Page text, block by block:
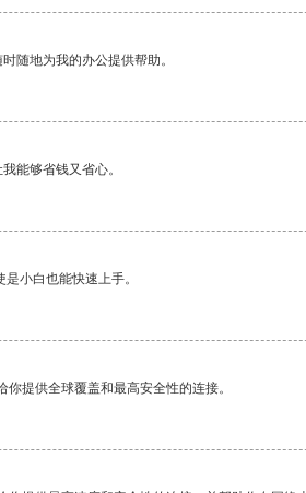
随地为我的办公提供帮助。
能够省钱又省心。
小白也能快速上手。
提供全球覆盖和最高安全性的连接。